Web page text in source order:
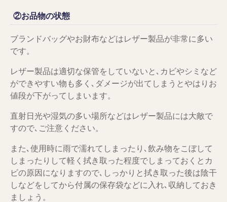
②お品物の状態
ブランドバッグやお財布などはレザー製品が非常に多い
です。
レザー製品は適切な保管をしていないと､カビやシミなど
ができやすい物も多く､ダメージが出てしまうとやはりお
値段が下がってしまいます。
直射日光や湿気の多い場所などはレザー製品には大敵で
すので､ご注意ください。
また､使用時に雨で濡れてしまったり､飲み物をこぼして
しまったりして軽く拭き取った程度でしまっておくとカ
ビの原因になりますので､しっかりと拭き取った後は陰干
しなどをしてから付属の保存袋などに入れ､収納しておき
ましょう。